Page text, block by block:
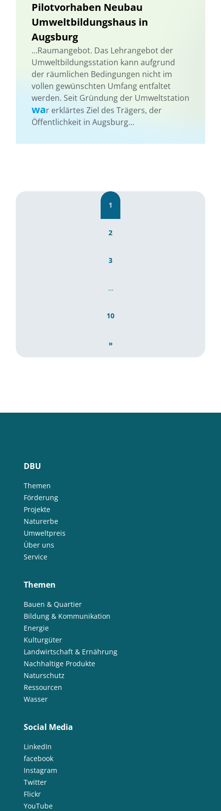
Pilotvorhaben Neubau
Umweltbildungshaus in
Augsburg
...Raumangebot. Das Lehrangebot der
Umweltbildungsstation kann aufgrund
der räumlichen Bedingungen nicht im
vollen gewünschten Umfang entfaltet
werden. Seit Gründung der Umweltstation
war erklärtes Ziel des Trägers, der
Öffentlichkeit in Augsburg...
1
2
3
…
10
»
DBU
Themen
Förderung
Projekte
Naturerbe
Umweltpreis
Über uns
Service
Themen
Bauen & Quartier
Bildung & Kommunikation
Energie
Kulturgüter
Landwirtschaft & Ernährung
Nachhaltige Produkte
Naturschutz
Ressourcen
Wasser
Social Media
LinkedIn
facebook
Instagram
Twitter
Flickr
YouTube